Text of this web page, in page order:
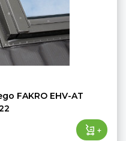
FAKRO EHV-AT
+